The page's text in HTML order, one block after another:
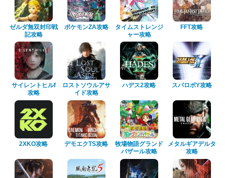
ゼルダ無双封印戦
記攻略
ポケモンZA攻略
タイムストレンジ
ャー攻略
FFT攻略
サイレントヒルf
攻略
ロストソウルアサ
イド攻略
ハデス2攻略 スパロボY攻略
2XKO攻略 デモエクTS攻略
牧場物語グランド
バザール攻略
メタルギアデルタ
攻略